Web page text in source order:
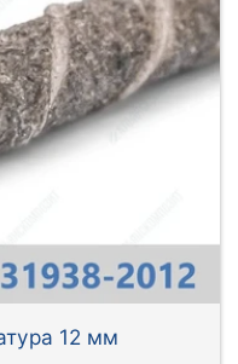
12 мм